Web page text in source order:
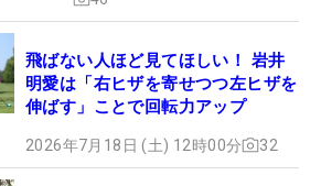
飛ばない人ほど見てほしい！ 岩井
明愛は「右ヒザを寄せつつ左ヒザを
伸ばす」ことで回転力アップ
2026年7月18日 (土) 12時00分 32